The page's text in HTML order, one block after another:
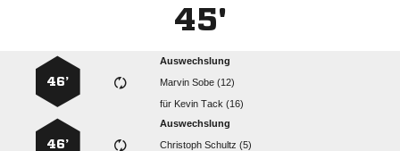
45'
Auswechslung
  
für   
46’
Auswechslung
  
46’